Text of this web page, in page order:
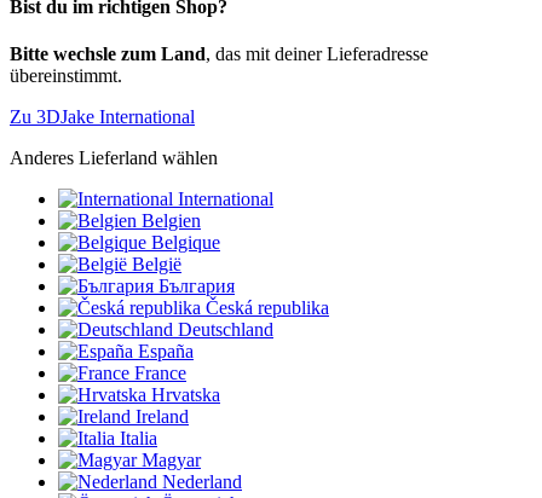
Bist du im richtigen Shop?
Bitte wechsle zum Land, das mit deiner Lieferadresse
übereinstimmt.
Zu 3DJake International
Anderes Lieferland wählen
International
Belgien
Belgique
België
България
Česká republika
Deutschland
España
France
Hrvatska
Ireland
Italia
Magyar
Nederland